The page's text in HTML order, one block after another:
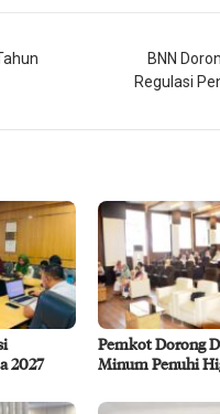
BNN
Regulasi
2027
Pemkot Dorong
Minum Penuhi